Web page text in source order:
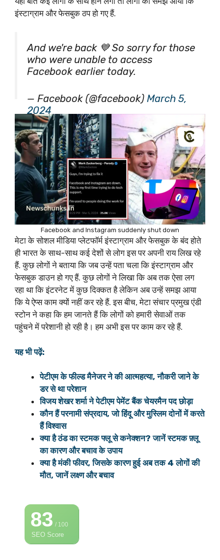
इंस्टाग्राम और फेसबुक ठप हो गए हैं.
And we're back 💙 So sorry for those
who were unable to access
Facebook earlier today.
— Facebook (@facebook) March 5,
2024
Facebook and Instagram suddenly shut down
मेटा के सोशल मीडिया प्लेटफॉर्म इंस्टाग्राम और फेसबुक के बंद होते
ही भारत के साथ-साथ कई देशों से लोग इस पर अपनी राय लिख रहे
हैं. कुछ लोगों ने बताया कि जब उन्हें पता चला कि इंस्टाग्राम और
फेसबुक डाउन हो गए हैं. कुछ लोगों ने लिखा कि अब तक ऐसा लग
रहा था कि इंटरनेट में कुछ दिक्कत है लेकिन अब उन्हें समझ आया
कि ये ऐप्स काम क्यों नहीं कर रहे हैं. इस बीच, मेटा संचार प्रमुख एंडी
स्टोन ने कहा कि हम जानते हैं कि लोगों को हमारी सेवाओं तक
पहुंचने में परेशानी हो रही है। हम अभी इस पर काम कर रहे हैं.
यह भी पढ़ें:
पेटीएम के फील्ड मैनेजर ने की आत्महत्या, नौकरी जाने के
डर से था परेशान
विजय शेखर शर्मा ने पेटीएम पेमेंट बैंक चेयरमैन पद छोड़ा
कौन हैं परनामी संप्रदाय, जो हिंदू और मुस्लिम दोनों में करते
हैं विश्वास
क्या है ठंड का स्टमक फ्लू से कनेक्शन? जानें स्टमक फ़्लू
का कारण और बचाव के उपाय
क्या है मंकी फीवर, जिसके कारण हुई अब तक 4 लोगों की
मौत, जानें लक्ष्ण और बचाव
83/ 100
SEO Score